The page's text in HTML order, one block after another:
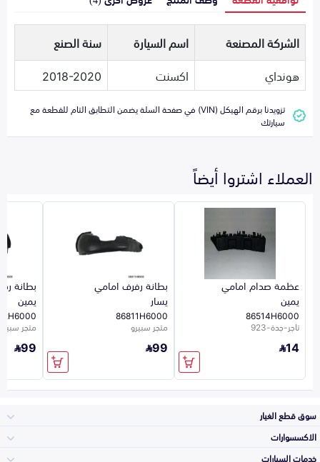
الشركة المصنعة اسم السيارة
سنة الصنع
هونداي
اكسنت 2018-2020
تزويدنا برقم الهيكل (VIN) في صفحة السلة يضمن التطابق التام للقطعة مع
سيارتك
العملاء اشتروا أيضاً
عظمة صدام امامي
يمين
86514H6000
تاجر-جدة-923
14
بطانة رفرف امامي
يسار
86811H6000
متجر سبيرو
99
بطانة
يمين
متجر سبيرو
99
سوق قطع الغيار
الاكسسوارات
خدمات السيارات